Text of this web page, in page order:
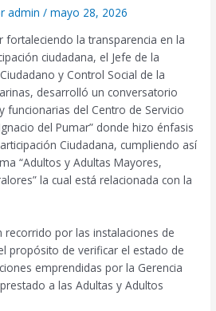
admin/mayo 28, 2026
fortaleciendo la transparencia en la
ciudadana, el Jefe de la
y Control Social de la
desarrolló un conversatorio
funcionarias del Centro de Servicio
del Pumar” donde hizo énfasis
Ciudadana, cumpliendo así
“Adultos y Adultas Mayores,
la cual está relacionada con la
por las instalaciones de
propósito de verificar el estado de
emprendidas por la Gerencia
a las Adultas y Adultos